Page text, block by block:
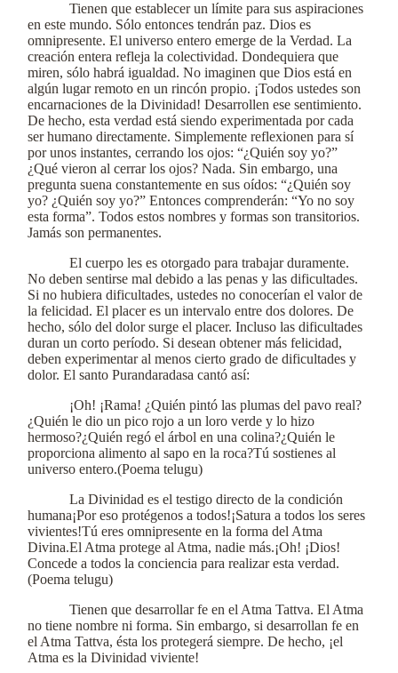
Tienen que establecer un límite para sus aspiraciones
en este mundo. Sólo entonces tendrán paz. Dios es
omnipresente. El universo entero emerge de la Verdad. La
creación entera refleja la colectividad. Dondequiera que
miren, sólo habrá igualdad. No imaginen que Dios está en
algún lugar remoto en un rincón propio. ¡Todos ustedes son
encarnaciones de la Divinidad! Desarrollen ese sentimiento.
De hecho, esta verdad está siendo experimentada por cada
ser humano directamente. Simplemente reflexionen para sí
por unos instantes, cerrando los ojos: “¿Quién soy yo?”
¿Qué vieron al cerrar los ojos? Nada. Sin embargo, una
pregunta suena constantemente en sus oídos: “¿Quién soy
yo? ¿Quién soy yo?” Entonces comprenderán: “Yo no soy
esta forma”. Todos estos nombres y formas son transitorios.
Jamás son permanentes.
El cuerpo les es otorgado para trabajar duramente.
No deben sentirse mal debido a las penas y las dificultades.
Si no hubiera dificultades, ustedes no conocerían el valor de
la felicidad. El placer es un intervalo entre dos dolores. De
hecho, sólo del dolor surge el placer. Incluso las dificultades
duran un corto período. Si desean obtener más felicidad,
deben experimentar al menos cierto grado de dificultades y
dolor. El santo Purandaradasa cantó así:
¡Oh! ¡Rama! ¿Quién pintó las plumas del pavo real?
¿Quién le dio un pico rojo a un loro verde y lo hizo
hermoso?¿Quién regó el árbol en una colina?¿Quién le
proporciona alimento al sapo en la roca?Tú sostienes al
universo entero.(Poema telugu)
La Divinidad es el testigo directo de la condición
humana¡Por eso protégenos a todos!¡Satura a todos los seres
vivientes!Tú eres omnipresente en la forma del Atma
Divina.El Atma protege al Atma, nadie más.¡Oh! ¡Dios!
Concede a todos la conciencia para realizar esta verdad.
(Poema telugu)
Tienen que desarrollar fe en el Atma Tattva. El Atma
no tiene nombre ni forma. Sin embargo, si desarrollan fe en
el Atma Tattva, ésta los protegerá siempre. De hecho, ¡el
Atma es la Divinidad viviente!